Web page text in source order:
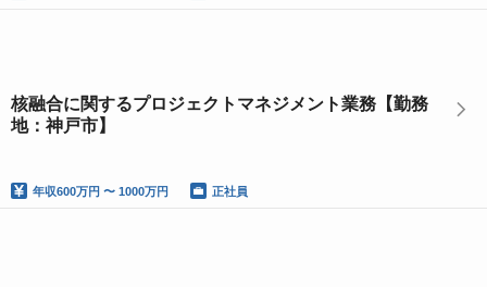
核融合に関するプロジェクトマネジメント業務【勤務
地：神戸市】
年収600万円 〜 1000万円 正社員